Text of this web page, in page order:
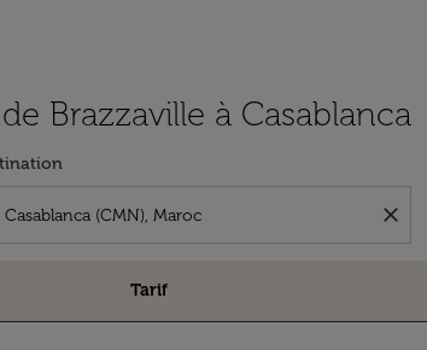
Brazzaville à Casablanca
close
Tarif